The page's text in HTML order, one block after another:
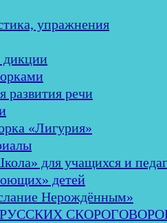
упражнения
дикции
развития речи
«Лигурия»
для учащихся и
детей
Нерождённым»
РУССКИХ